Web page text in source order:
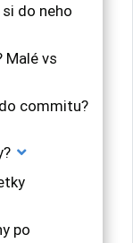
do neho
Malé vs
commitu?
po